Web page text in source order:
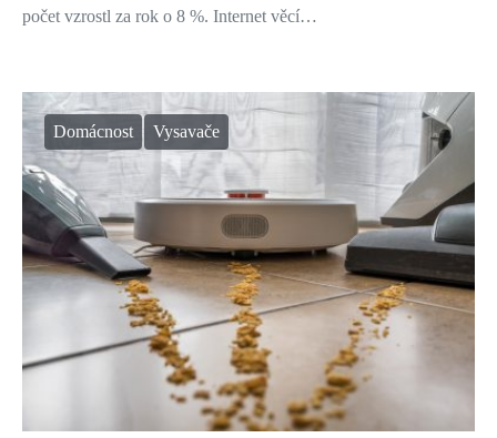
počet vzrostl za rok o 8 %. Internet věcí…
Domácnost Vysavače